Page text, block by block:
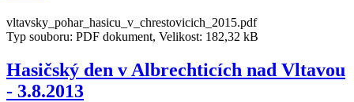
vltavsky_pohar_hasicu_v_chrestovicich_2015.pdf
Typ souboru: PDF dokument, Velikost: 182,32 kB
Hasičský den v Albrechticích nad Vltavou
- 3.8.2013